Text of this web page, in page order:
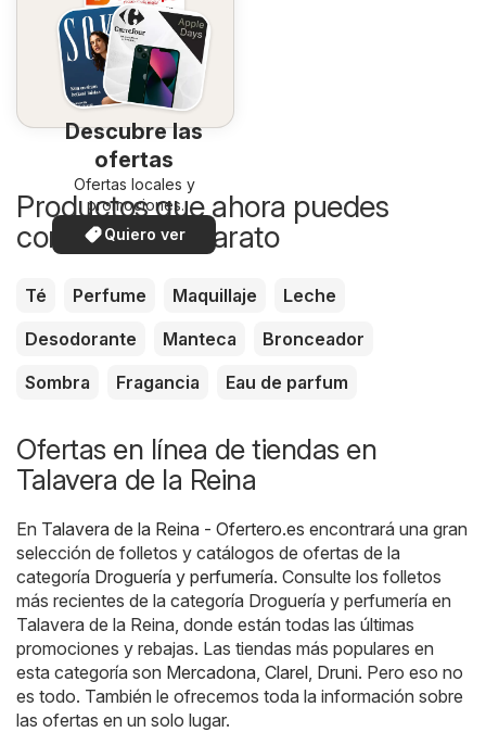
Descubre las
ofertas
Ofertas locales y
promociones
especiales.
Quiero ver
Productos que ahora puedes
comprar más barato
Té Perfume Maquillaje
Leche
Desodorante
Manteca
Bronceador
Sombra
Fragancia Eau de parfum
Ofertas en línea de tiendas en
Talavera de la Reina
En Talavera de la Reina - Ofertero.es encontrará una gran
selección de folletos y catálogos de ofertas de la
categoría Droguería y perfumería. Consulte los folletos
más recientes de la categoría Droguería y perfumería en
Talavera de la Reina, donde están todas las últimas
promociones y rebajas. Las tiendas más populares en
esta categoría son Mercadona Clarel Druni. Pero eso no
es todo. También le ofrecemos toda la información sobre
las ofertas en un solo lugar.